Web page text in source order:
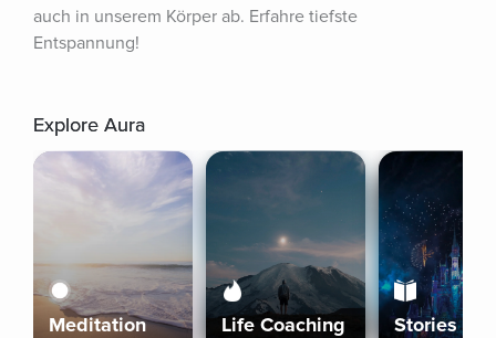
auch in unserem Körper ab. Erfahre tiefste
Entspannung!
Explore Aura
Meditation Life Coaching Stories